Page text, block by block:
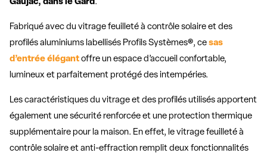
Gaujac, dans le Gard .
Fabriqué avec du vitrage feuilleté à contrôle solaire et des
profilés aluminiums labellisés Profils Systèmes®, ce sas
d’entrée élégantoffre un espace d’accueil confortable,
lumineux et parfaitement protégé des intempéries.
Les caractéristiques du vitrage et des profilés utilisés apportent
également une sécurité renforcée et une protection thermique
supplémentaire pour la maison. En effet, le vitrage feuilleté à
contrôle solaire et anti-effraction remplit deux fonctionnalités